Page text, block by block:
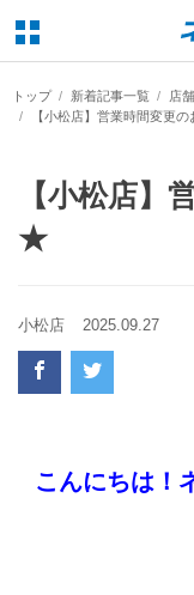
トップ 新着記事一覧 店
【小松店】営業時間変更
【小松店】
★
小松店 2025.09.27
こんにちは！